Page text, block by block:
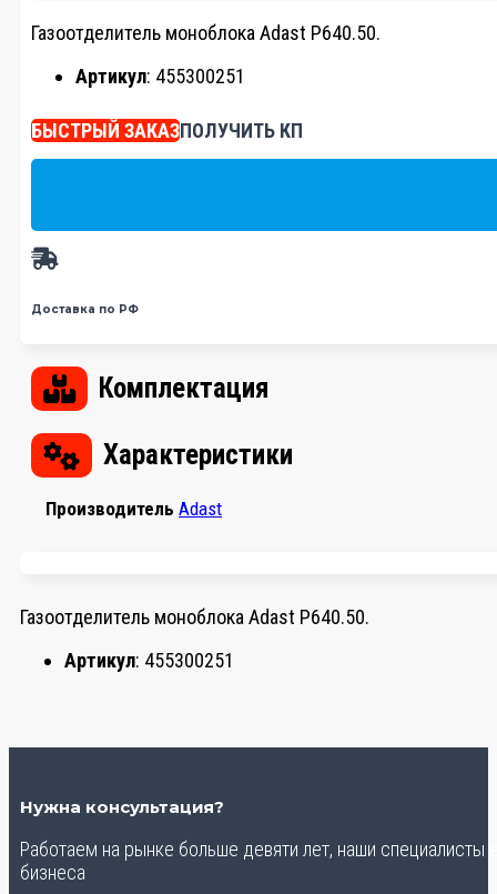
Газоотделитель моноблока Adast P640.50.
Артикул: 455300251
БЫСТРЫЙ ЗАКАЗПОЛУЧИТЬ КП
Доставка по РФ
Комплектация
Характеристики
Производитель Adast
Газоотделитель моноблока Adast P640.50.
Артикул: 455300251
Нужна консультация?
Работаем на рынке больше девяти лет, наши
бизнеса